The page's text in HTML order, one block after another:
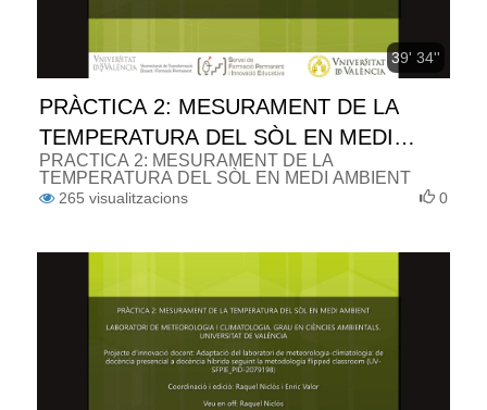
39' 34''
PRÀCTICA 2: MESURAMENT DE LA
TEMPERATURA DEL SÒL EN MEDI
AMBIENT (ESPAÑOL)
PRÀCTICA 2: MESURAMENT DE LA
TEMPERATURA DEL SÒL EN MEDI AMBIENT
265 visualitzacions 0